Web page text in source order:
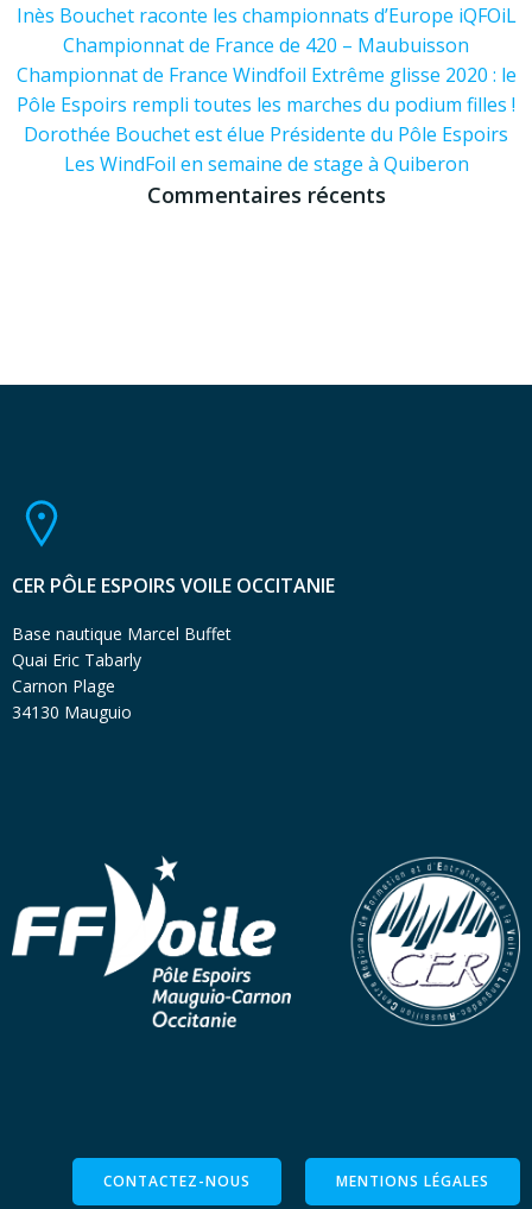
Inès Bouchet raconte les championnats d’Europe iQFOiL
Championnat de France de 420 – Maubuisson
Championnat de France Windfoil Extrême glisse 2020 : le
Pôle Espoirs rempli toutes les marches du podium filles !
Dorothée Bouchet est élue Présidente du Pôle Espoirs
Les WindFoil en semaine de stage à Quiberon
Commentaires récents
CER PÔLE ESPOIRS VOILE OCCITANIE
Base nautique Marcel Buffet
Quai Eric Tabarly
Carnon Plage
34130 Mauguio
CONTACTEZ-NOUS MENTIONS LÉGALES